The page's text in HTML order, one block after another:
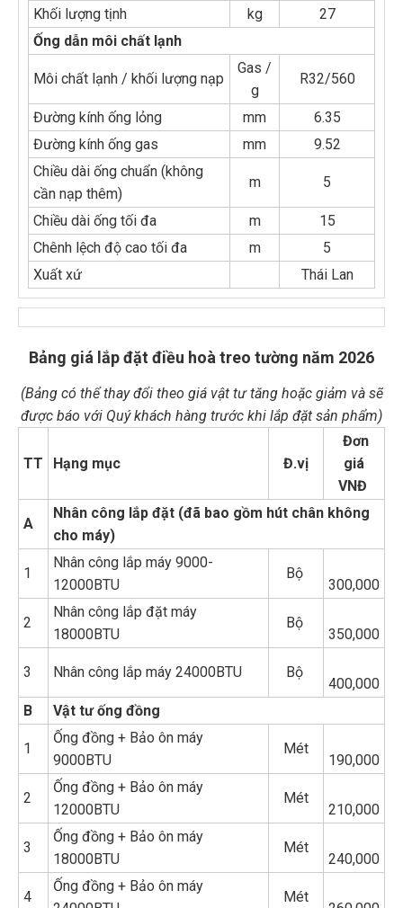
Khối lượng tịnh
kg
27
Ống dẫn môi chất lạnh
Môi chất lạnh / khối lượng nạp
Gas /
g
R32/560
Đường kính ống lỏng mm
6.35
Đường kính ống gas
mm
9.52
Chiều dài ống chuẩn (không
cần nạp thêm)
m 5
Chiều dài ống tối đa m
15
Chênh lệch độ cao tối đa
m
5
Xuất xứ
Thái Lan
Bảng giá lắp đặt điều hoà treo tường năm 2026
(Bảng có thể thay đổi theo giá vật tư tăng hoặc giảm và sẽ
được báo với Quý khách hàng trước khi lắp đặt sản phẩm)
TT Hạng mục Đ.vị
Đơn
giá
VNĐ
A
Nhân công lắp đặt (đã bao gồm hút chân không
cho máy)
1
Nhân công lắp máy 9000-
12000BTU
Bộ
300,000
2
Nhân công lắp đặt máy
18000BTU
Bộ
350,000
3 Nhân công lắp máy 24000BTU Bộ
400,000
B
Vật tư ống đồng
1
Ống đồng + Bảo ôn máy
9000BTU
Mét
190,000
2
Ống đồng + Bảo ôn máy
12000BTU
Mét
210,000
3
Ống đồng + Bảo ôn máy
18000BTU
Mét
240,000
4
Ống đồng + Bảo ôn máy
Mét